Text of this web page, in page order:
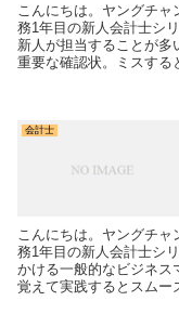
こんにちは。ヤングチ
務1年目の新人会計士シ
新人が担当することが多
重要な確認状。ミスする
会計士
こんにちは。ヤングチャ
務1年目の新人会計士シ
かける一般的なビジネス
覚えて実践するとスムー